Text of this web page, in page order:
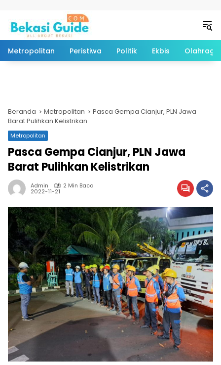
Metropolitan Peristiwa Politik Ekbis Olahraga
Beranda Metropolitan
Pasca Gempa Cianjur, PLN Jawa
Barat Pulihkan Kelistrikan
Metropolitan
Pasca Gempa Cianjur, PLN Jawa
Barat Pulihkan Kelistrikan
Admin 2 Min Baca
2022-11-21